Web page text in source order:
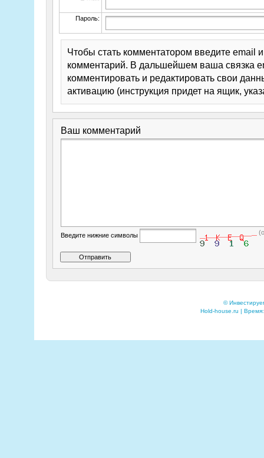
Пароль:
Чтобы стать комментатором введите email
комментарий. В дальшейшем ваша связка
комментировать и редактировать свои
активацию (инструкция придет на ящик,
Ваш комментарий
Введите нижние символы
©
Hold-house.ru |